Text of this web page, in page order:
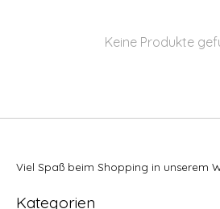
Keine Produkte
Viel Spaß beim Shopping in unserem
Kategorien